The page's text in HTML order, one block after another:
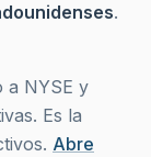
.
a NYSE y
Es la
Abre